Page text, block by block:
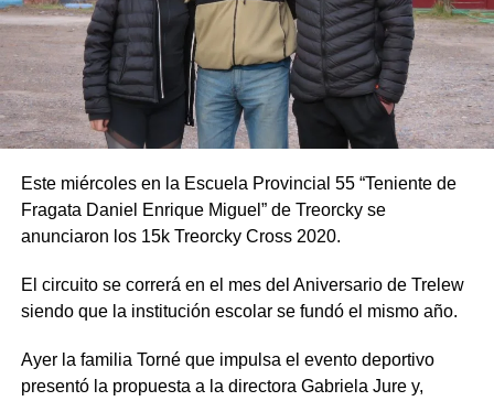
Este miércoles en la Escuela Provincial 55 “Teniente de
Fragata Daniel Enrique Miguel” de Treorcky se
anunciaron los 15k Treorcky Cross 2020.
El circuito se correrá en el mes del Aniversario de Trelew
siendo que la institución escolar se fundó el mismo año.
Ayer la familia Torné que impulsa el evento deportivo
presentó la propuesta a la directora Gabriela Jure y,